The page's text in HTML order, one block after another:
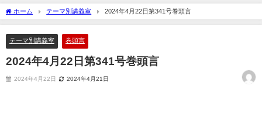
ホーム テーマ別講義室 2024年4月22日第341号巻頭言
テーマ別講義室 巻頭言
2024年4月22日第341号巻頭言
2024年4月22日 2024年4月21日